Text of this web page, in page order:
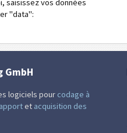
saisissez vos données
"data":
GmbH
logiciels pour codage à
et acquisition des